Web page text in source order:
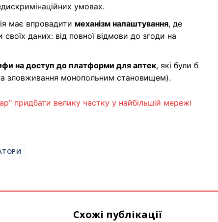
умовах.
має впровадити механізм налаштування, де
даних: від повної відмови до згоди на
на доступ до платформи для аптек, які були б
зловживання монопольним становищем).
придбати велику частку у найбільшій мережі
Схожі публікації